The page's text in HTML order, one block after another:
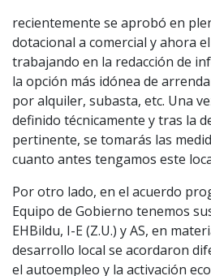
recientemente se aprobó en
dotacional a comercial y ahora
trabajando en la redacción de
la opción más idónea de
por alquiler, subasta, etc. Una
definido técnicamente y tras la
pertinente, se tomarás las
cuanto antes tengamos este
Por otro lado, en el acuerdo
Equipo de Gobierno tenemos
EHBildu, I-E (Z.U.) y AS, en
desarrollo local se acordaron
el autoempleo y la activación